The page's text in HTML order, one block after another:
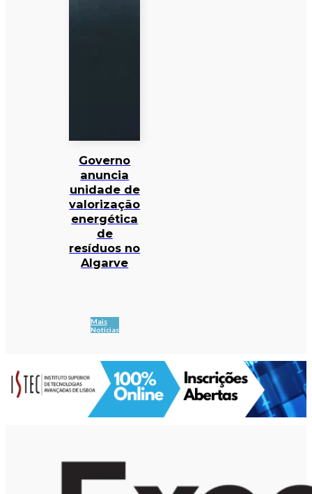
Governo
anuncia
unidade de
valorização
energética
de
resíduos no
Algarve
Mais
Notícias